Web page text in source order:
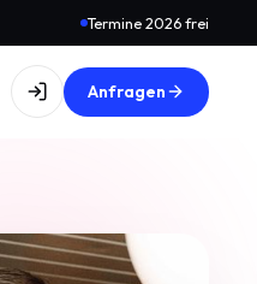
Termine 2026 frei
Anfragen